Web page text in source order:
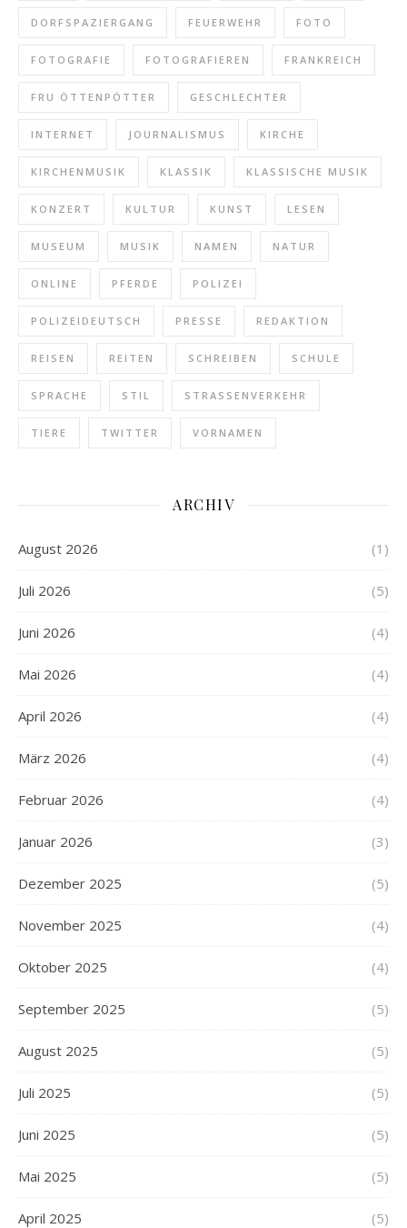
DORFSPAZIERGANG FEUERWEHR FOTO
FOTOGRAFIE FOTOGRAFIEREN FRANKREICH
FRU ÖTTENPÖTTER GESCHLECHTER
INTERNET JOURNALISMUS KIRCHE
KIRCHENMUSIK KLASSIK KLASSISCHE MUSIK
KONZERT KULTUR KUNST LESEN
MUSEUM MUSIK NAMEN NATUR
ONLINE PFERDE POLIZEI
POLIZEIDEUTSCH PRESSE REDAKTION
REISEN REITEN SCHREIBEN SCHULE
SPRACHE STIL STRASSENVERKEHR
TIERE TWITTER VORNAMEN
ARCHIV
August 2026 (1)
Juli 2026 (5)
Juni 2026 (4)
Mai 2026 (4)
April 2026 (4)
März 2026 (4)
Februar 2026 (4)
Januar 2026 (3)
Dezember 2025 (5)
November 2025 (4)
Oktober 2025 (4)
September 2025 (5)
August 2025 (5)
Juli 2025 (5)
Juni 2025 (5)
Mai 2025 (5)
April 2025 (5)